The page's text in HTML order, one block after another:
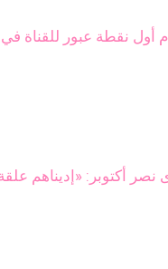
أول نقطة عبور للقناة
أكتوبر: «إديناهم